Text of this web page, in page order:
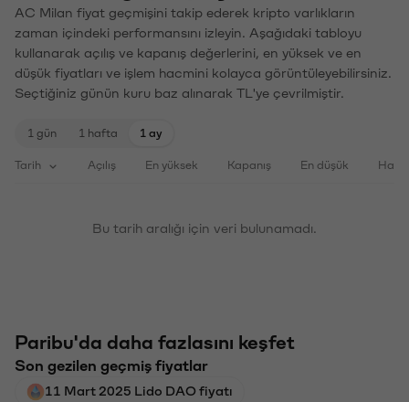
AC Milan fiyat geçmişini takip ederek kripto varlıkların
zaman içindeki performansını izleyin. Aşağıdaki tabloyu
kullanarak açılış ve kapanış değerlerini, en yüksek ve en
düşük fiyatları ve işlem hacmini kolayca görüntüleyebilirsiniz.
Seçtiğiniz günün kuru baz alınarak TL'ye çevrilmiştir.
1 gün 1 hafta 1 ay
Tarih Açılış En yüksek Kapanış En düşük
Bu tarih aralığı için veri bulunamadı.
Paribu'da daha fazlasını keşfet
Son gezilen geçmiş fiyatlar
11 Mart 2025 Lido DAO fiyatı